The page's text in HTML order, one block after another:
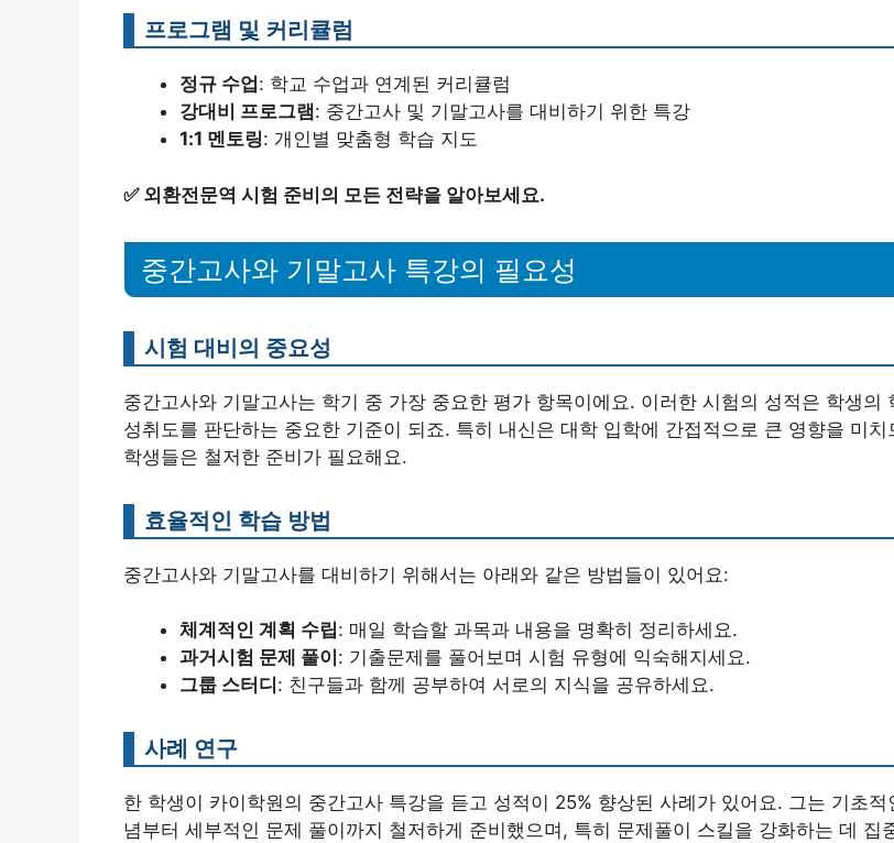
프로그램 및 커리큘럼
정규 수업 : 학교 수업과 연계된 커리큘럼
강대비 프로그램: 중간고사 및 기말고사를 대비하기 위한 특강
1:1 멘토링: 개인별 맞춤형 학습 지도
✅ 외환전문역 시험 준비의 모든 전략을 알아보세요.
중간고사와 기말고사 특강의 필요성
시험 대비의 중요성
중간고사와 기말고사는 학기 중 가장 중요한 평가 항목이에요. 이러한 시험의 성적은 학생의
성취도를 판단하는 중요한 기준이 되죠. 특히 내신은 대학 입학에 간접적으로 큰 영향을 미치
학생들은 철저한 준비가 필요해요.
효율적인 학습 방법
중간고사와 기말고사를 대비하기 위해서는 아래와 같은 방법들이 있어요:
체계적인 계획 수립: 매일 학습할 과목과 내용을 명확히 정리하세요.
과거시험 문제 풀이 : 기출문제를 풀어보며 시험 유형에 익숙해지세요.
그룹 스터디 : 친구들과 함께 공부하여 서로의 지식을 공유하세요.
사례 연구
한 학생이 카이학원의 중간고사 특강을 듣고 성적이 25% 향상된 사례가 있어요. 그는 기초적
념부터 세부적인 문제 풀이까지 철저하게 준비했으며, 특히 문제풀이 스킬을 강화하는 데 집